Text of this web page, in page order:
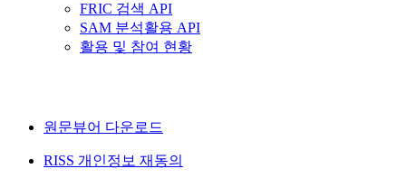
FRIC 검색 API
SAM 분석활용 API
활용 및 참여 현황
원문뷰어 다운로드
RISS 개인정보 재동의